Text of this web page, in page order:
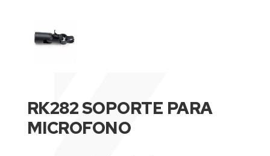
RK282 SOPORTE PARA
MICROFONO